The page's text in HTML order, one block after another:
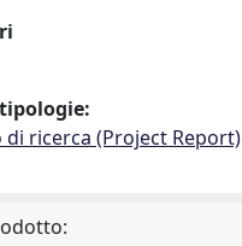
di ricerca (Project Report)